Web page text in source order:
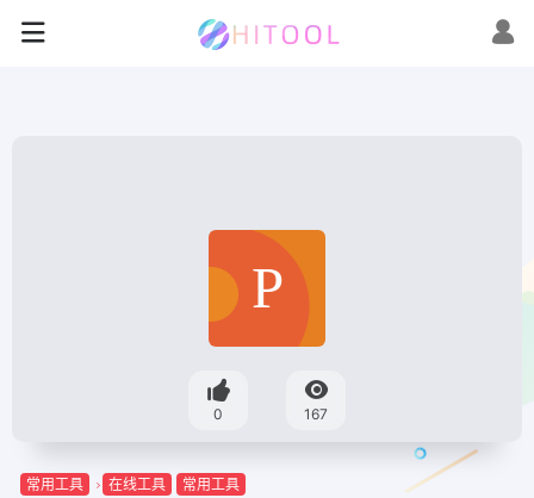
0 167
常用工具 在线工具 常用工具